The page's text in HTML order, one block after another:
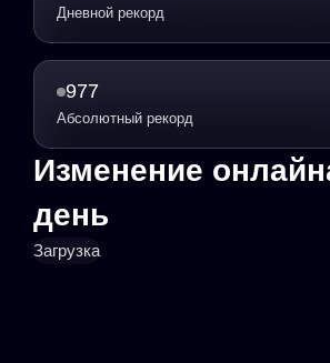
Дневной рекорд
977
Абсолютный рекорд
Изменение
день
Загрузка